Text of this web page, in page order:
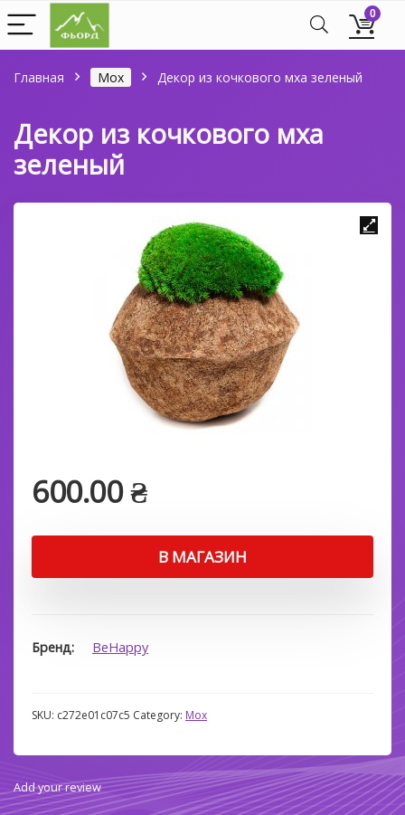
0
Главная Мох Декор из кочкового мха зеленый
Декор из кочкового мха
зеленый
600.00₴
В МАГАЗИН
Бренд BeHappy
SKU: c272e01c07c5 Category: Мох
Add your review